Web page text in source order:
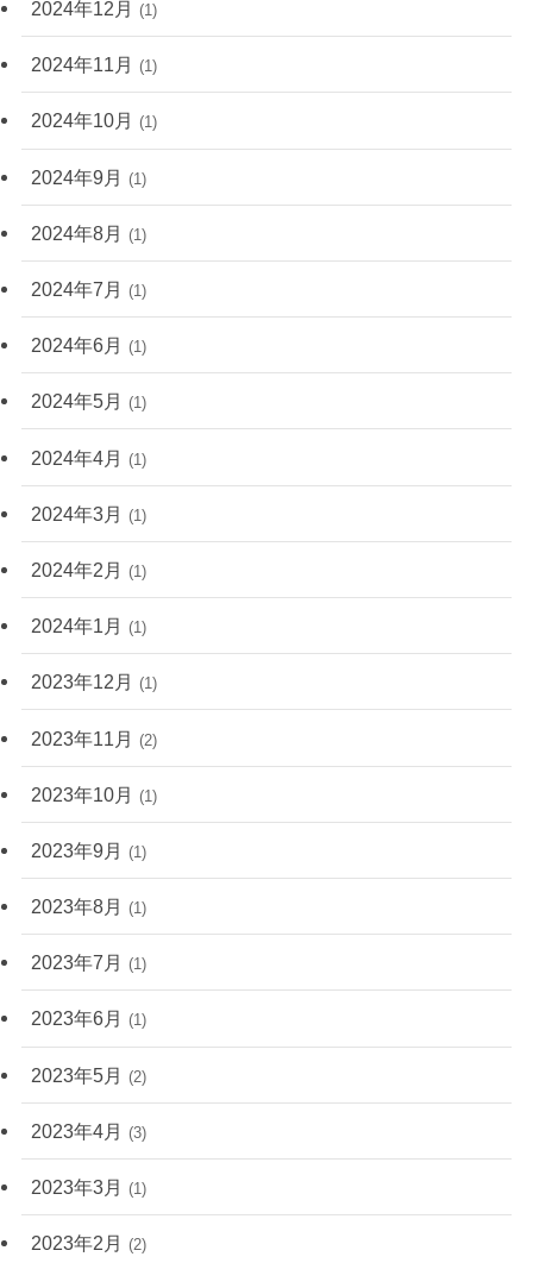
2024年12月 (1)
2024年11月 (1)
2024年10月 (1)
2024年9月 (1)
2024年8月 (1)
2024年7月 (1)
2024年6月 (1)
2024年5月 (1)
2024年4月 (1)
2024年3月 (1)
2024年2月 (1)
2024年1月 (1)
2023年12月 (1)
2023年11月 (2)
2023年10月 (1)
2023年9月 (1)
2023年8月 (1)
2023年7月 (1)
2023年6月 (1)
2023年5月 (2)
2023年4月 (3)
2023年3月 (1)
2023年2月 (2)